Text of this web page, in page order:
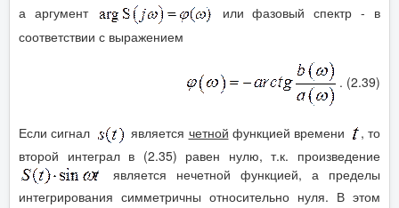
а аргумент
или фазовый спектр - в
соответствии с выражением
. (2.39)
Если сигнал является четной функцией времени
, то
второй интеграл в (2.35) равен нулю, т.к. произведение
является нечетной функцией, а пределы
интегрирования симметричны относительно нуля. В этом